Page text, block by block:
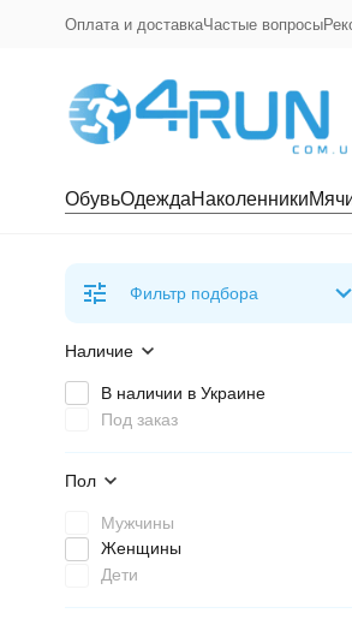
Оплата и доставкаЧастые вопросы
ОбувьОдеждаНаколенники
Фильтр подбора
Наличие
В наличии в Украине
Под заказ
Пол
Мужчины
Женщины
Дети